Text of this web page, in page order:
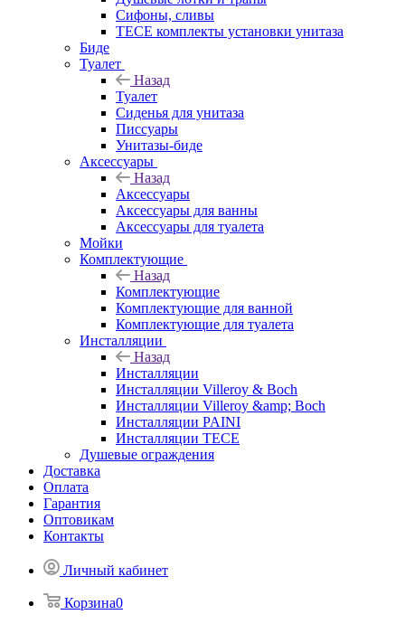
Сифоны, сливы
TECE комплекты установки унитаза
Биде
Туалет
Назад
Туалет
Сиденья для унитаза
Писсуары
Унитазы-биде
Аксессуары
Назад
Аксессуары
Аксессуары для ванны
Аксессуары для туалета
Мойки
Комплектующие
Назад
Комплектующие
Комплектующие для ванной
Комплектующие для туалета
Инсталляции
Назад
Инсталляции
Инсталляции Villeroy & Boch
Инсталляции Villeroy &amp; Boch
Инсталляции PAINI
Инсталляции TECE
Душевые ограждения
Доставка
Оплата
Гарантия
Оптовикам
Контакты
Личный кабинет
Корзина0